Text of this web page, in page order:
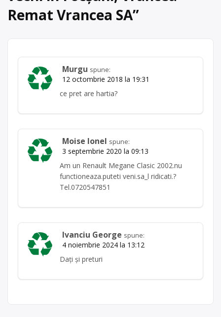
Remat Vrancea SA”
Murgu spune:
12 octombrie 2018 la 19:31
ce pret are hartia?
Moise Ionel spune:
3 septembrie 2020 la 09:13
Am un Renault Megane Clasic 2002.nu
functioneaza.puteti veni.sa_l ridicati.?
Tel.0720547851
Ivanciu George spune:
4 noiembrie 2024 la 13:12
Dați și preturi